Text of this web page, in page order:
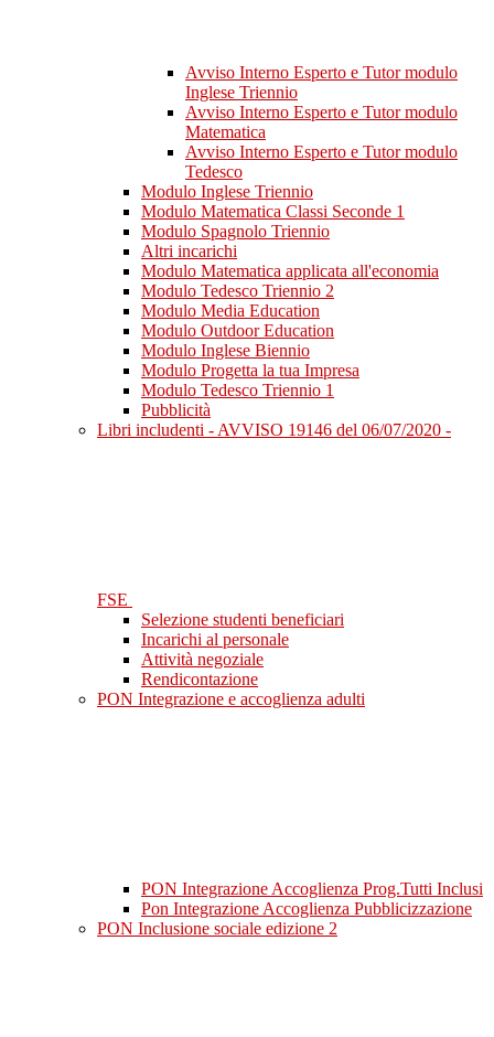
Avviso Interno Esperto e Tutor modulo
Inglese Triennio
Avviso Interno Esperto e Tutor modulo
Matematica
Avviso Interno Esperto e Tutor modulo
Tedesco
Modulo Inglese Triennio
Modulo Matematica Classi Seconde 1
Modulo Spagnolo Triennio
Altri incarichi
Modulo Matematica applicata all'economia
Modulo Tedesco Triennio 2
Modulo Media Education
Modulo Outdoor Education
Modulo Inglese Biennio
Modulo Progetta la tua Impresa
Modulo Tedesco Triennio 1
Pubblicità
Libri includenti - AVVISO 19146 del 06/07/2020 -
FSE
Selezione studenti beneficiari
Incarichi al personale
Attività negoziale
Rendicontazione
PON Integrazione e accoglienza adulti
PON Integrazione Accoglienza Prog.Tutti Inclusi
Pon Integrazione Accoglienza Pubblicizzazione
PON Inclusione sociale edizione 2